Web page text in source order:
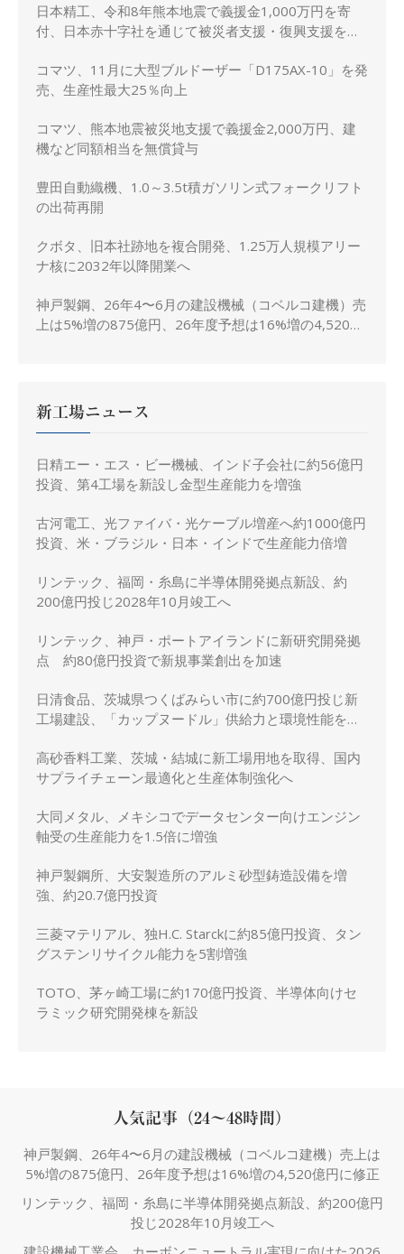
日本精工、令和8年熊本地震で義援金1,000万円を寄
付、日本赤十字社を通じて被災者支援・復興支援を実
コマツ、11月に大型ブルドーザー「D175AX-10」を発
売、生産性最大25％向上
コマツ、熊本地震被災地支援で義援金2,000万円、建
機など同額相当を無償貸与
豊田自動織機、1.0～3.5t積ガソリン式フォークリフト
の出荷再開
クボタ、旧本社跡地を複合開発、1.25万人規模アリー
ナ核に2032年以降開業へ
神戸製鋼、26年4〜6月の建設機械（コベルコ建機）売
上は5%増の875億円、26年度予想は16%増の4,520億
新工場ニュース
日精エー・エス・ビー機械、インド子会社に約56億円
投資、第4工場を新設し金型生産能力を増強
古河電工、光ファイバ・光ケーブル増産へ約1000億円
投資、米・ブラジル・日本・インドで生産能力倍増
リンテック、福岡・糸島に半導体開発拠点新設、約
200億円投じ2028年10月竣工へ
リンテック、神戸・ポートアイランドに新研究開発拠
点 約80億円投資で新規事業創出を加速
日清食品、茨城県つくばみらい市に約700億円投じ新
工場建設、「カップヌードル」供給力と環境性能を強
高砂香料工業、茨城・結城に新工場用地を取得、国内
サプライチェーン最適化と生産体制強化へ
大同メタル、メキシコでデータセンター向けエンジン
軸受の生産能力を1.5倍に増強
神戸製鋼所、大安製造所のアルミ砂型鋳造設備を増
強、約20.7億円投資
三菱マテリアル、独H.C. Starckに約85億円投資、タン
グステンリサイクル能力を5割増強
TOTO、茅ヶ崎工場に約170億円投資、半導体向けセ
ラミック研究開発棟を新設
人気記事（24～48時間）
神戸製鋼、26年4〜6月の建設機械（コベルコ建機）売上は
5%増の875億円、26年度予想は16%増の4,520億円に修正
リンテック、福岡・糸島に半導体開発拠点新設、約200億円
投じ2028年10月竣工へ